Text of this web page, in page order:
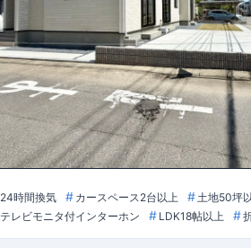
24時間換気 カースペース2台以上 土地50坪
テレビモニタ付インターホン
LDK18帖以上